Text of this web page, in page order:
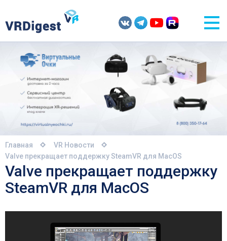
Главная
VR Новости
Valve прекращает поддержку SteamVR для MacOS
Valve прекращает поддержку
SteamVR для MacOS